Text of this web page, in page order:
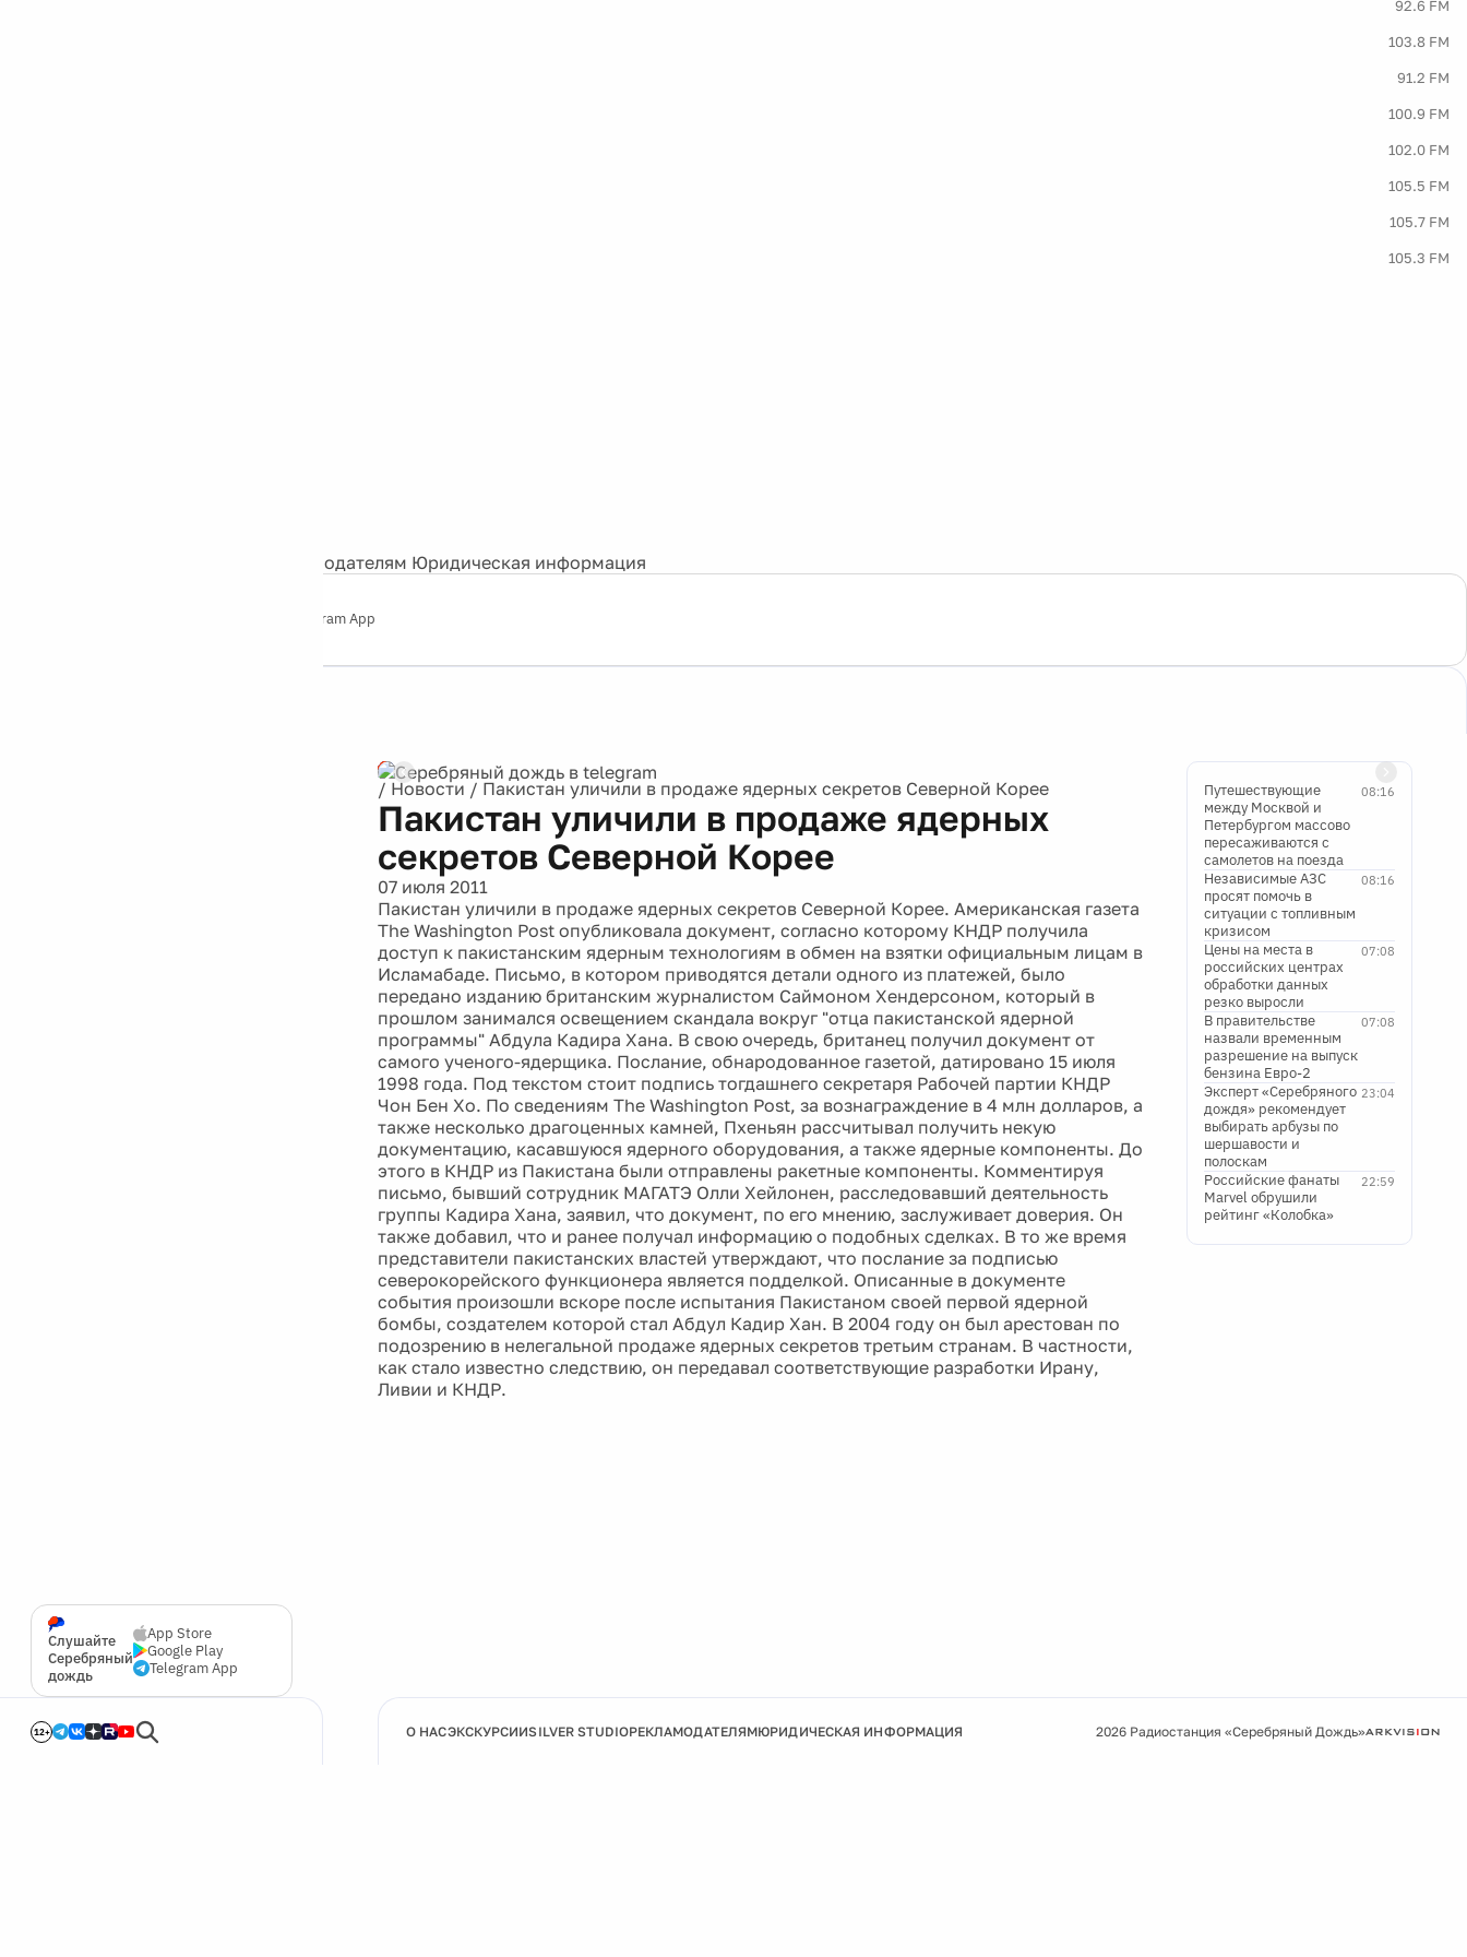
92.6 FM
103.8 FM
91.2 FM
100.9 FM
102.0 FM
105.5 FM
105.7 FM
105.3 FM
Рекламодателям Юридическая информация
Telegram App
Слушайте
Серебряный
дождь
App Store
Google Play
Telegram App
12+
/ Новости / Пакистан уличили в продаже ядерных секретов Северной Корее
Пакистан уличили в продаже ядерных
секретов Северной Корее
07 июля 2011
Пакистан уличили в продаже ядерных секретов Северной Корее. Американская газета
The Washington Post опубликовала документ, согласно которому КНДР получила
доступ к пакистанским ядерным технологиям в обмен на взятки официальным лицам в
Исламабаде. Письмо, в котором приводятся детали одного из платежей, было
передано изданию британским журналистом Саймоном Хендерсоном, который в
прошлом занимался освещением скандала вокруг "отца пакистанской ядерной
программы" Абдула Кадира Хана. В свою очередь, британец получил документ от
самого ученого-ядерщика. Послание, обнародованное газетой, датировано 15 июля
1998 года. Под текстом стоит подпись тогдашнего секретаря Рабочей партии КНДР
Чон Бен Хо. По сведениям The Washington Post, за вознаграждение в 4 млн долларов, а
также несколько драгоценных камней, Пхеньян рассчитывал получить некую
документацию, касавшуюся ядерного оборудования, а также ядерные компоненты. До
этого в КНДР из Пакистана были отправлены ракетные компоненты. Комментируя
письмо, бывший сотрудник МАГАТЭ Олли Хейлонен, расследовавший деятельность
группы Кадира Хана, заявил, что документ, по его мнению, заслуживает доверия. Он
также добавил, что и ранее получал информацию о подобных сделках. В то же время
представители пакистанских властей утверждают, что послание за подписью
северокорейского функционера является подделкой. Описанные в документе
события произошли вскоре после испытания Пакистаном своей первой ядерной
бомбы, создателем которой стал Абдул Кадир Хан. В 2004 году он был арестован по
подозрению в нелегальной продаже ядерных секретов третьим странам. В частности,
как стало известно следствию, он передавал соответствующие разработки Ирану,
Ливии и КНДР.
08:16
Путешествующие
между Москвой и
Петербургом массово
пересаживаются с
самолетов на поезда
08:16
Независимые АЗС
просят помочь в
ситуации с топливным
кризисом
07:08
Цены на места в
российских центрах
обработки данных
резко выросли
07:08
В правительстве
назвали временным
разрешение на выпуск
бензина Евро-2
23:04
Эксперт «Серебряного
дождя» рекомендует
выбирать арбузы по
шершавости и
полоскам
22:59
Российские фанаты
Marvel обрушили
рейтинг «Колобка»
О НАСЭКСКУРСИИSILVER STUDIOРЕКЛАМОДАТЕЛЯМЮРИДИЧЕСКАЯ ИНФОРМАЦИЯ 2026 Радиостанция «Серебряный Дождь»